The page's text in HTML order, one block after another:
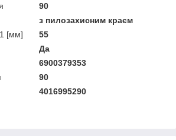
90
з пилозахисним краєм
1 [мм]
55
Да
6900379353
90
4016995290